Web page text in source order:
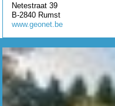
Netestraat 39
B-2840 Rumst
www.geonet.be